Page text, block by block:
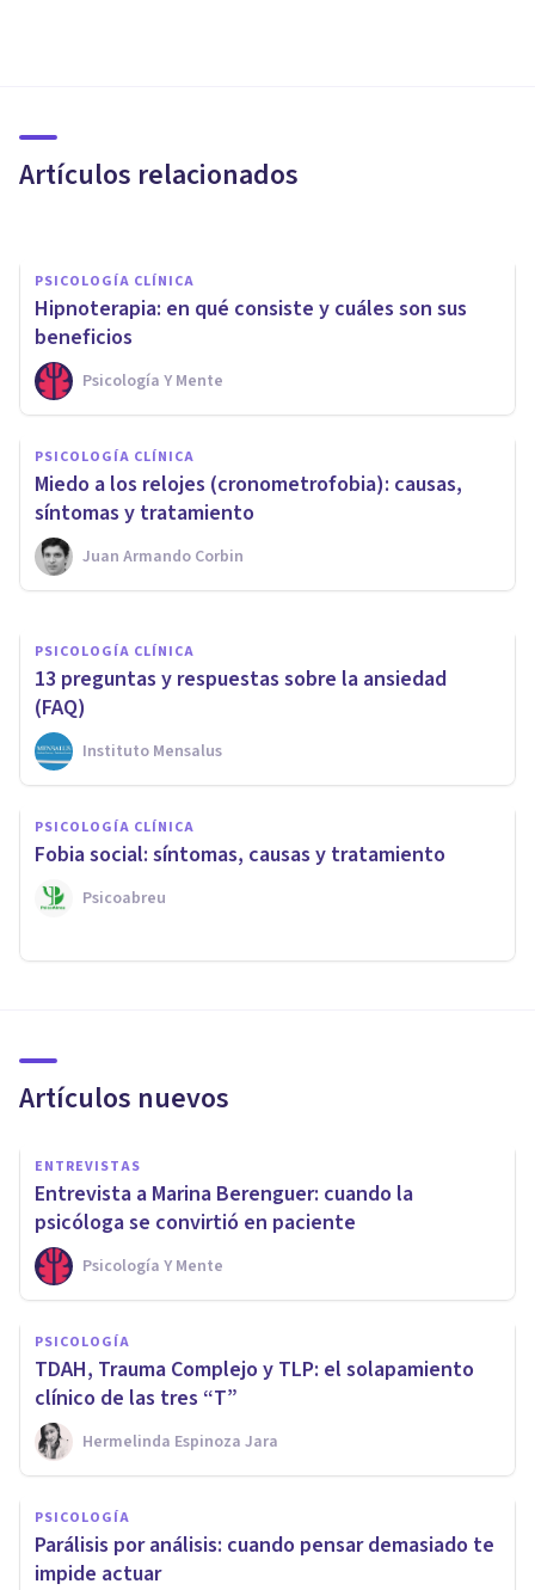
Artículos relacionados
psicológica
PSICOLOGÍA CLÍNICA
Hipnoterapia: en qué consiste y cuáles son sus
beneficios
Psicología Y Mente
PSICOLOGÍA CLÍNICA
Miedo a los relojes (cronometrofobia): causas,
síntomas y tratamiento
Juan Armando Corbin
Las 11 mejores apps para
tratar la ansiedad
Jonathan García-Allen
PSICOLOGÍA CLÍNICA
13 preguntas y respuestas sobre la ansiedad
(FAQ)
Instituto Mensalus
PSICOLOGÍA CLÍNICA
Fobia social: síntomas, causas y tratamiento
Psicoabreu
Artículos nuevos
ENTREVISTAS
Entrevista a Marina Berenguer: cuando la
psicóloga se convirtió en paciente
Psicología Y Mente
PSICOLOGÍA
TDAH, Trauma Complejo y TLP: el solapamiento
clínico de las tres “T”
Hermelinda Espinoza Jara
PSICOLOGÍA
Parálisis por análisis: cuando pensar demasiado te
impide actuar